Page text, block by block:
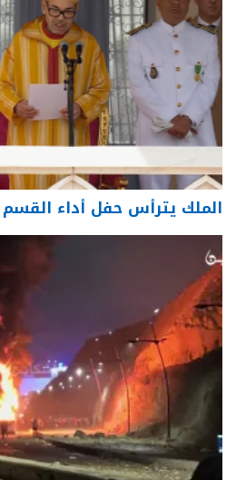
الملك يترأس حفل أداء